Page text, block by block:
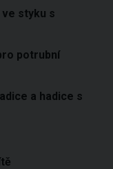
ve styku s
potrubní
a hadice s